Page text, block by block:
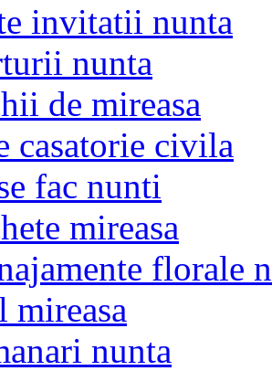
invitatii nunta
nunta
de mireasa
casatorie civila
fac nunti
mireasa
florale
mireasa
nunta